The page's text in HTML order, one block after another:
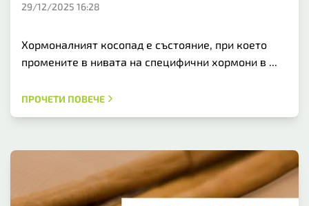
29/12/2025 16:28
Хормоналният косопад е състояние, при което
промените в нивата на специфични хормони в ...
ПРОЧЕТИ ПОВЕЧЕ